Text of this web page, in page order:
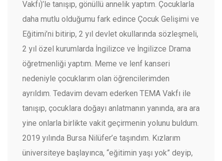
Vakfı)’le tanışıp, gönüllü annelik yaptım. Çocuklarla
daha mutlu olduğumu fark edince Çocuk Gelişimi ve
Eğitimi’ni bitirip, 2 yıl devlet okullarında sözleşmeli,
2 yıl özel kurumlarda İngilizce ve İngilizce Drama
öğretmenliği yaptım. Meme ve lenf kanseri
nedeniyle çocuklarım olan öğrencilerimden
ayrıldım. Tedavim devam ederken TEMA Vakfı ile
tanışıp, çocuklara doğayı anlatmanın yanında, ara ara
yine onlarla birlikte vakit geçirmenin yolunu buldum.
2019 yılında Bursa Nilüfer’e taşındım. Kızlarım
üniversiteye başlayınca, “eğitimin yaşı yok” deyip,